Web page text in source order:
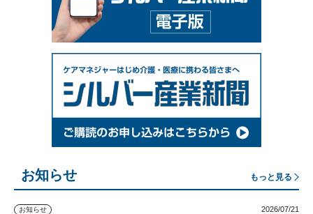
お知らせ もっと見る
お知らせ 2026/07/21